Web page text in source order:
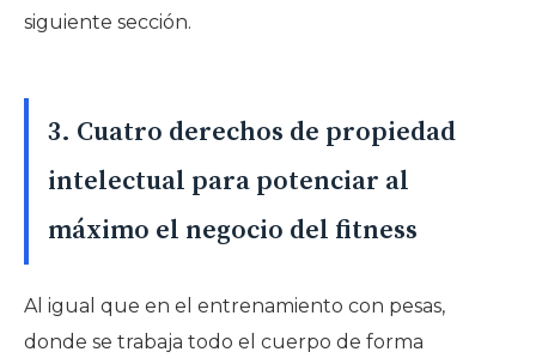
siguiente sección.
3. Cuatro derechos de propiedad
intelectual para potenciar al
máximo el negocio del fitness
Al igual que en el entrenamiento con pesas,
donde se trabaja todo el cuerpo de forma